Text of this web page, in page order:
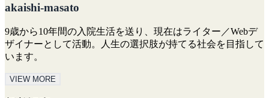
akaishi-masato
9歳から10年間の入院生活を送り、現在はライター／Webデ
ザイナーとして活動。人生の選択肢が持てる社会を目指して
います。
VIEW MORE